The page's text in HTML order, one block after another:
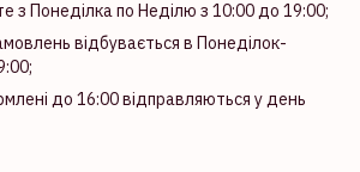
з Понеділка по Неділю з 10:00 до 19:00;
відбувається в Понеділок-
до 16:00 відправляються у день